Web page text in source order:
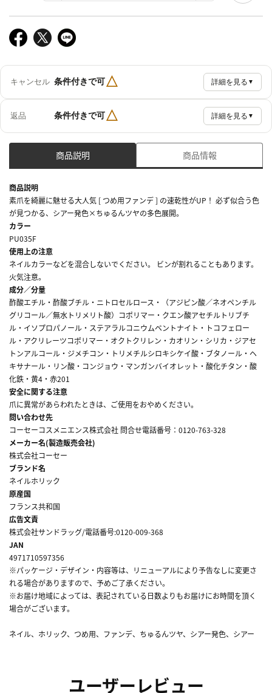
キャンセル 条件付きで可△ 詳細を見る ▼
返品 条件付きで可△ 詳細を見る ▼
商品説明 商品情報
商品説明
素爪を綺麗に魅せる大人気 [ つめ用ファンデ ] の速乾性がUP！ 必ず似合う色
が見つかる、シアー発色×ちゅるんツヤの多色展開。
カラー
PU035F
使用上の注意
ネイルカラーなどを混合しないでください。 ビンが割れることもあります。
火気注意。
成分／分量
酢酸エチル・酢酸ブチル・ニトロセルロース・（アジピン酸／ネオペンチル
グリコール／無水トリメリト酸）コポリマー・クエン酸アセチルトリブチ
ル・イソプロパノール・ステアラルコニウムベントナイト・トコフェロー
ル・アクリレーツコポリマー・オクトクリレン・カオリン・シリカ・ジアセ
トンアルコール・ジメチコン・トリメチルシロキシケイ酸・ブタノール・ヘ
キサナール・リン酸・コンジョウ・マンガンバイオレット・酸化チタン・酸
化鉄・黄4・赤201
安全に関する注意
爪に異常があらわれたときは、ご使用をおやめください。
問い合わせ先
コーセーコスメニエンス株式会社 問合せ電話番号：0120-763-328
メーカー名(製造販売会社)
株式会社コーセー
ブランド名
ネイルホリック
原産国
フランス共和国
広告文責
株式会社サンドラッグ/電話番号:0120-009-368
JAN
4971710597356
※パッケージ・デザイン・内容等は、リニューアルにより予告なしに変更さ
れる場合がありますので、予めご了承ください。
※お届け地域によっては、表記されている日数よりもお届けにお時間を頂く
場合がございます。
ネイル、ホリック、つめ用、ファンデ、ちゅるんツヤ、シアー発色、シアー
ユーザーレビュー